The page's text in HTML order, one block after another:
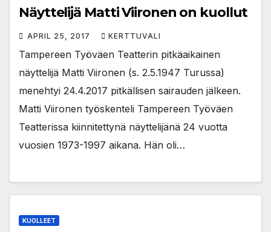
Näyttelijä Matti Viironen on kuollut
APRIL 25, 2017 KERTTUVALI
Tampereen Työväen Teatterin pitkäaikainen
näyttelijä Matti Viironen (s. 2.5.1947 Turussa)
menehtyi 24.4.2017 pitkällisen sairauden jälkeen.
Matti Viironen työskenteli Tampereen Työväen
Teatterissa kiinnitettynä näyttelijänä 24 vuotta
vuosien 1973-1997 aikana. Hän oli…
KUOLLEET